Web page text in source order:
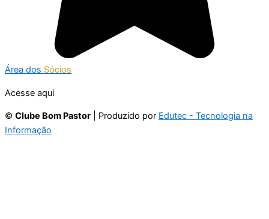
Área dos Sócios
Acesse aqui
© Clube Bom Pastor | Produzido por Edutec - Tecnologia na
Informação